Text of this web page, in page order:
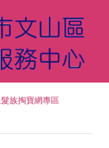
族掏寶網專區